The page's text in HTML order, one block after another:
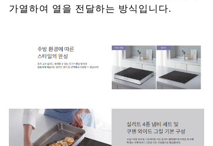
가열하여 열을 전달하는 방식입니다.